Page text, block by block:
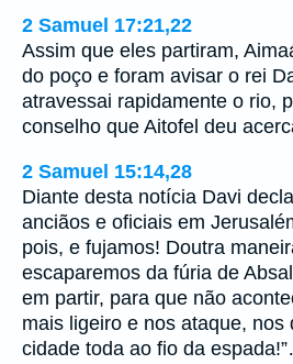
2 Samuel 17:21,22
Assim que eles partiram,
do poço e foram avisar o rei
atravessai rapidamente o rio,
conselho que Aitofel deu
2 Samuel 15:14,28
Diante desta notícia Davi
anciãos e oficiais em
pois, e fujamos! Doutra
escaparemos da fúria de
em partir, para que não
mais ligeiro e nos ataque, nos
cidade toda ao fio da